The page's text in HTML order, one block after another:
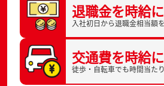
退職金を時給
入社初日から退職金相当額
交通費を時給
徒歩・自転車でも時間当た